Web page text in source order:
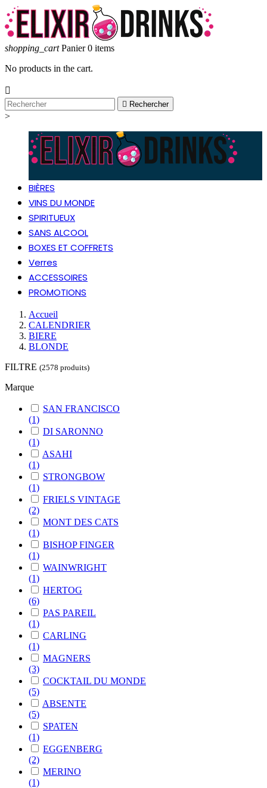
shopping_cart Panier 0 items
No products in the cart.

 Rechercher
>
BIÈRES
VINS DU MONDE
SPIRITUEUX
SANS ALCOOL
BOXES ET COFFRETS
Verres
ACCESSOIRES
PROMOTIONS
Accueil
CALENDRIER
BIERE
BLONDE
FILTRE (2578 produits)
Marque
SAN FRANCISCO
(1)
DI SARONNO
(1)
ASAHI
(1)
STRONGBOW
(1)
FRIELS VINTAGE
(2)
MONT DES CATS
(1)
BISHOP FINGER
(1)
WAINWRIGHT
(1)
HERTOG
(6)
PAS PAREIL
(1)
CARLING
(1)
MAGNERS
(3)
COCKTAIL DU MONDE
(5)
ABSENTE
(5)
SPATEN
(1)
EGGENBERG
(2)
MERINO
(1)